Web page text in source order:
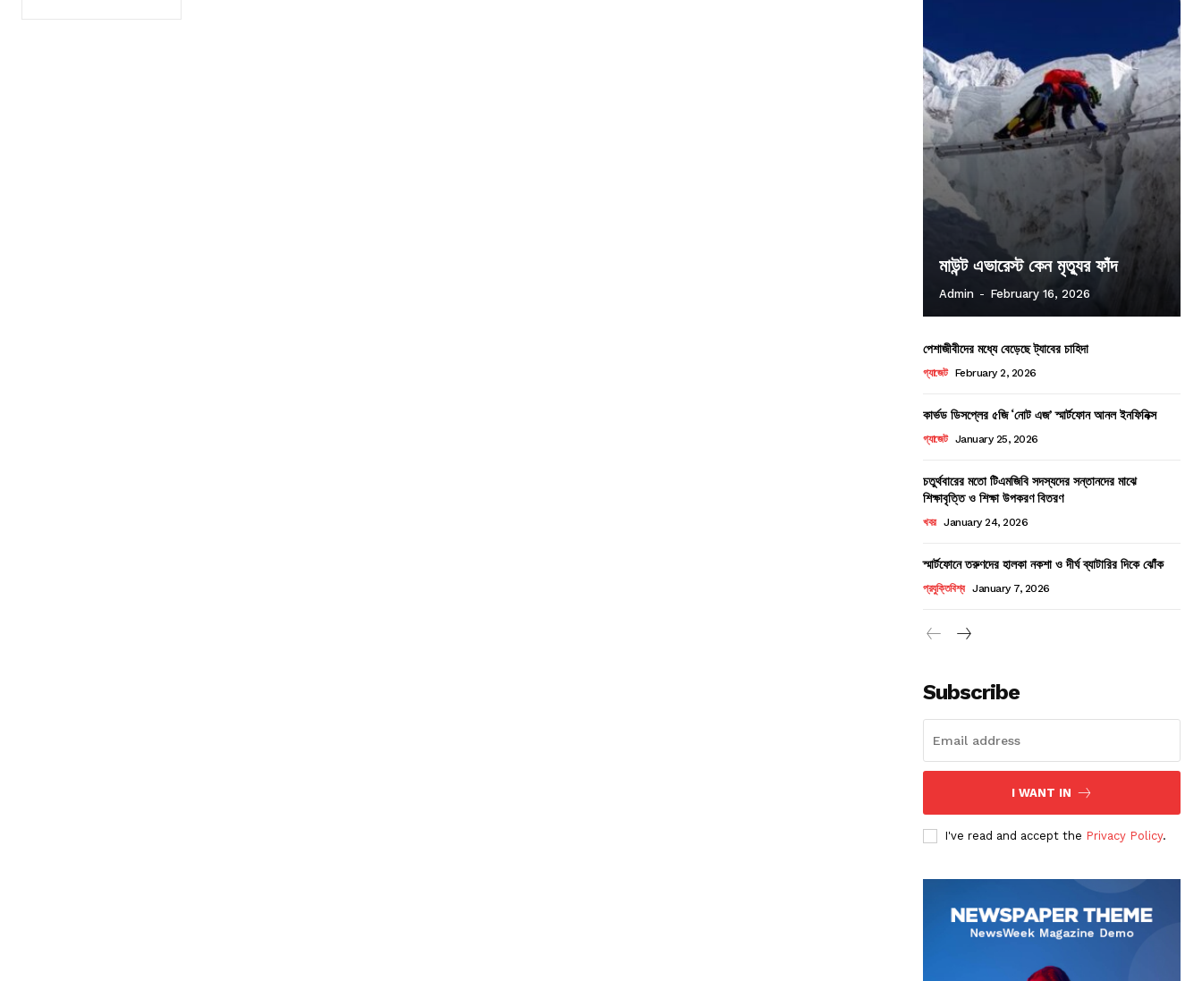
মাউন্ট এভারেস্ট কেন মৃত্যুর ফাঁদ
Admin - February 16, 2026
পেশাজীবীদের মধ্যে বেড়েছে ট্যাবের চাহিদা
গ্যাজেট February 2, 2026
কার্ভড ডিসপ্লের ৫জি ‘নোট এজ’ স্মার্টফোন আনল ইনফিনিক্স
গ্যাজেট January 25, 2026
চতুর্থবারের মতো টিএমজিবি সদস্যদের সন্তানদের মাঝে
শিক্ষাবৃত্তি ও শিক্ষা উপকরণ বিতরণ
খবর January 24, 2026
স্মার্টফোনে তরুণদের হালকা নকশা ও দীর্ঘ ব্যাটারির দিকে ঝোঁক
প্রযুক্তিবিশ্ব January 7, 2026
Subscribe
I WANT IN
I've read and accept the Privacy Policy.